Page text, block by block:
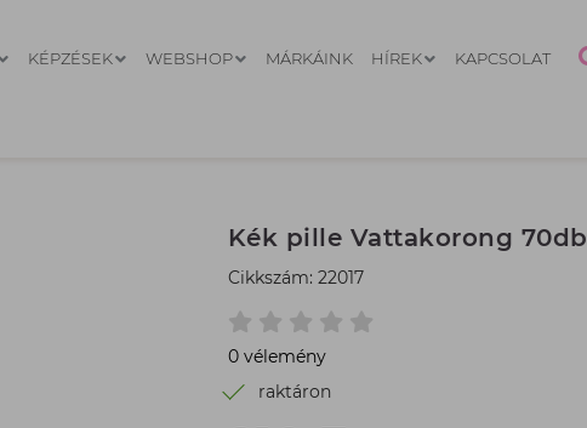
KÉPZÉSEK WEBSHOP MÁRKÁINK HÍREK KAPCSOLAT
Kék pille Vattakorong 70db
Cikkszám: 22017
0 vélemény
raktáron